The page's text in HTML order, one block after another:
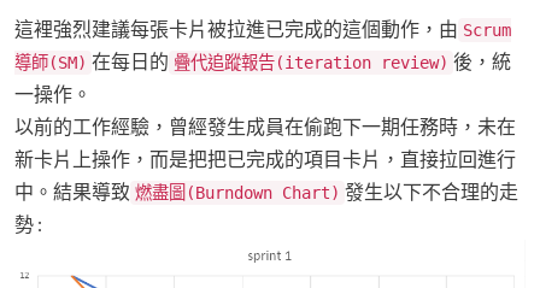
這裡強烈建議每張卡片被拉進已完成的這個動作，由 Scrum
導師(SM) 在每日的 疊代追蹤報告(iteration review) 後，統
一操作。
以前的工作經驗，曾經發生成員在偷跑下一期任務時，未在
新卡片上操作，而是把把已完成的項目卡片，直接拉回進行
中。結果導致 燃盡圖(Burndown Chart) 發生以下不合理的走
勢 :